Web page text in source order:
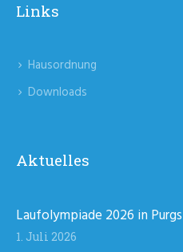
Links
Hausordnung
Downloads
Aktuelles
Laufolympiade 2026 in
1. Juli 2026